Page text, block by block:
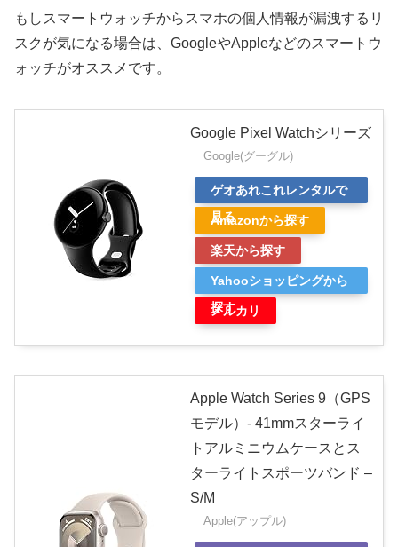
もしスマートウォッチからスマホの個人情報が漏洩するリ
スクが気になる場合は、GoogleやAppleなどのスマートウ
ォッチがオススメです。
Google Pixel Watchシリーズ
Google(グーグル)
ゲオあれこれレンタルで
見る
Amazonから探す
楽天から探す
Yahooショッピングから
探す
メルカリ
Apple Watch Series 9（GPS
モデル）- 41mmスターライ
トアルミニウムケースとス
ターライトスポーツバンド –
S/M
Apple(アップル)